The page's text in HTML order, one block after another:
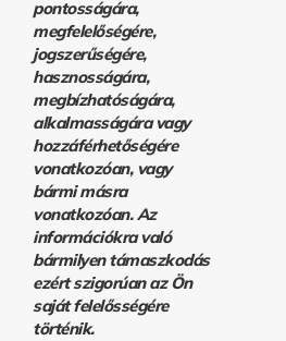
pontosságára,
megfelelőségére,
jogszerűségére,
hasznosságára,
megbízhatóságára,
alkalmasságára vagy
hozzáférhetőségére
vonatkozóan, vagy
bármi másra
vonatkozóan. Az
információkra való
bármilyen támaszkodás
ezért szigorúan az Ön
saját felelősségére
történik.